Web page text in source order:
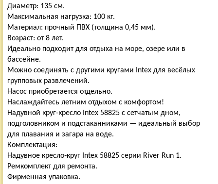
Диаметр: 135 см.
Максимальная нагрузка: 100 кг.
Материал: прочный ПВХ (толщина 0,45 мм).
Возраст: от 8 лет.
Идеально подходит для отдыха на море, озере или в
бассейне.
Можно соединять с другими кругами Intex для весёлых
групповых развлечений.
Насос приобретается отдельно.
Наслаждайтесь летним отдыхом с комфортом!
Надувной круг‑кресло Intex 58825 с сетчатым дном,
подголовником и подстаканниками — идеальный выбор
для плавания и загара на воде.
Комплектация:
Надувное кресло‑круг Intex 58825 серии River Run 1.
Ремкомплект для ремонта.
Фирменная упаковка.